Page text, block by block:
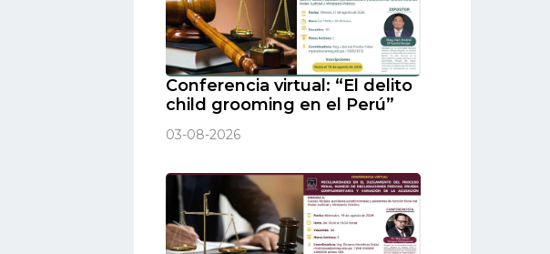
Conferencia virtual: “El delito
child grooming en el Perú”
03-08-2026